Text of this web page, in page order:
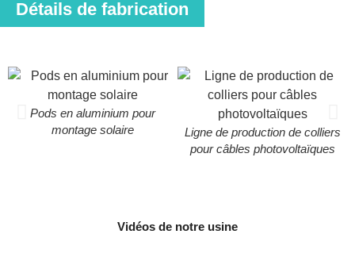
Détails de fabrication
Pods en aluminium pour
montage solaire
Ligne de production de colliers
pour câbles photovoltaïques
Vidéos de notre usine